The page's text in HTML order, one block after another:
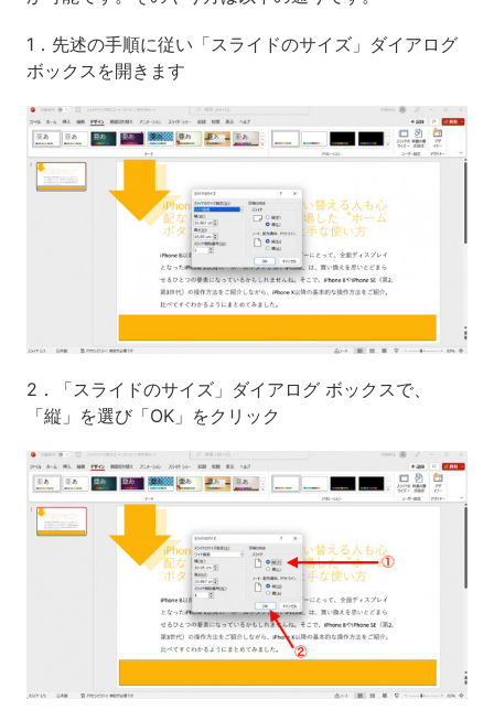
1．先述の手順に従い「スライドのサイズ」ダイアログ
ボックスを開きます
2．「スライドのサイズ」ダイアログ ボックスで、
「縦」を選び「OK」をクリック